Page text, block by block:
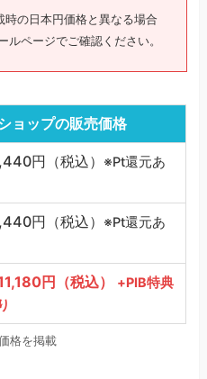
の日本円価格と異なる場合
ページでご確認ください。
ョップの販売価格
円（税込） ※Pt還元あ
円（税込） ※Pt還元あ
円（税込） +PIB特典
格を掲載